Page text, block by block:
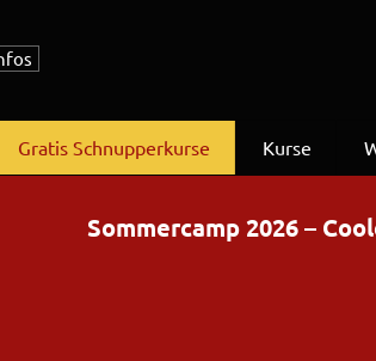
Gratis Schnupperkurse Kurse
Sommercamp 2026 –